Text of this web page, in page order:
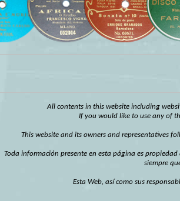
All contents in this website including
If you would like to use any of
This website and its owners and representatives
Toda información presente en esta página es
siempre
Esta Web, así como sus